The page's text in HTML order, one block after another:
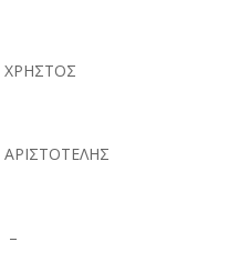
ΧΡΗΣΤΟΣ
ΑΡΙΣΤΟΤΕΛΗΣ
–